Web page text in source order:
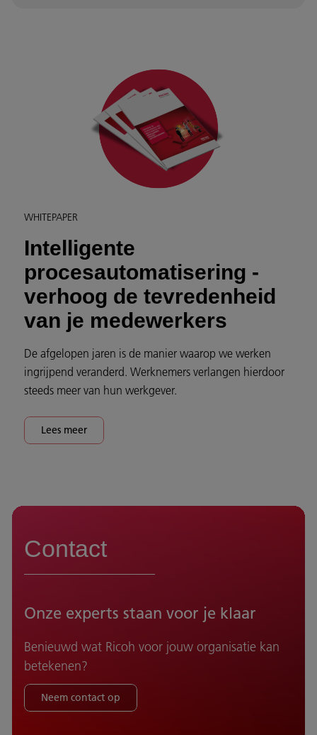
WHITEPAPER
Intelligente
procesautomatisering -
verhoog de tevredenheid
van je medewerkers
De afgelopen jaren is de manier waarop we werken
ingrijpend veranderd. Werknemers verlangen hierdoor
steeds meer van hun werkgever.
Lees meer
Contact
Onze experts staan voor je klaar
Benieuwd wat Ricoh voor jouw organisatie kan
betekenen?
Neem contact op